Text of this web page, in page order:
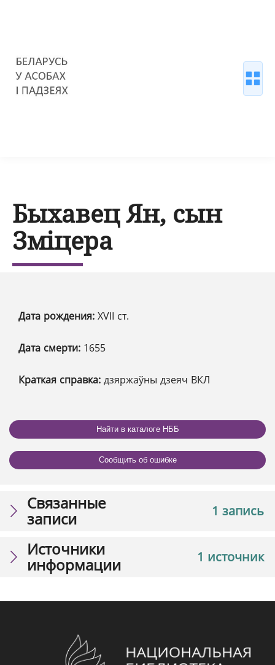
Быхавец Ян, сын
Зміцера
Дата рождения: XVІІ ст.
Дата смерти: 1655
Краткая справка: дзяржаўны дзеяч ВКЛ
Найти в каталоге НББ
Сообщить об ошибке
1 запись
Связанные
записи
1 источник
Источники
информации